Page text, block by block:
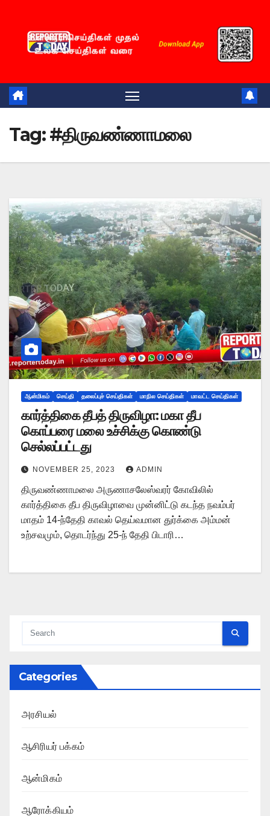
content
Tag:#திருவண்ணாமலை
ஆன்மிகம் செய்தி தலைப்புச் செய்திகள் மாநில செய்திகள் மாவட்ட செய்திகள்
கார்த்திகை தீபத் திருவிழா: மகா தீப
கொப்பரை மலை உச்சிக்கு கொண்டு
செல்லப்பட்டது
NOVEMBER 25, 2023 ADMIN
திருவண்ணாமலை அருணாசலேஸ்வரர் கோவிலில்
கார்த்திகை தீப திருவிழாவை முன்னிட்டு கடந்த நவம்பர்
மாதம் 14-ந்தேதி காவல் தெய்வமான துர்க்கை அம்மன்
உற்சவமும், தொடர்ந்து 25-ந் தேதி பிடாரி…
Categories
அரசியல்
ஆசிரியர் பக்கம்
ஆன்மிகம்
ஆரோக்கியம்